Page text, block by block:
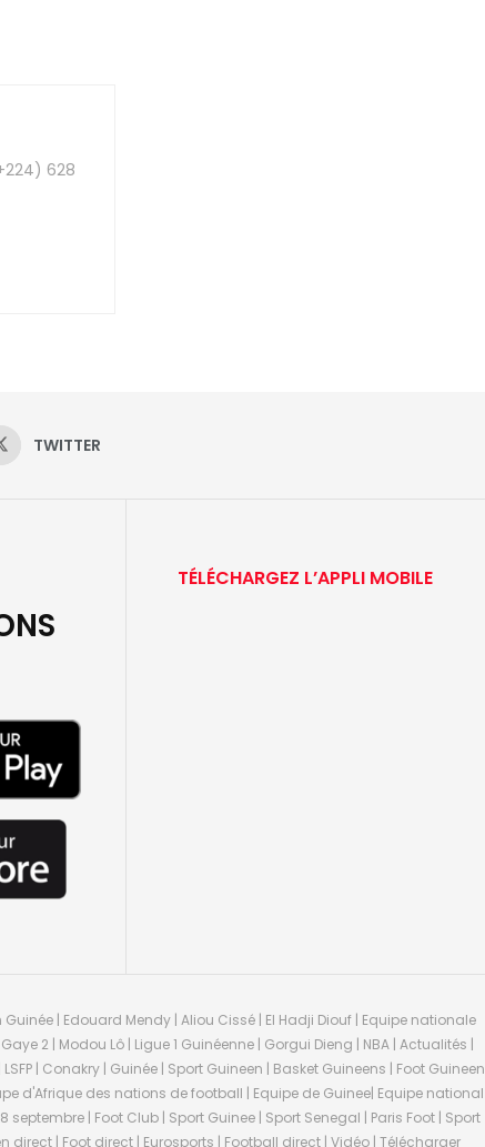
628
TWITTER
TÉLÉCHARGEZ L’APPLI MOBILE
| Edouard Mendy | Aliou Cissé | El Hadji Diouf | Equipe nationale
2 | Modou Lô | Ligue 1 Guinéenne | Gorgui Dieng | NBA | Actualités |
| Conakry | Guinée | Sport Guineen | Basket Guineens | Foot Guineen
d'Afrique des nations de football | Equipe de Guinee| Equipe national
| Foot Club | Sport Guinee | Sport Senegal | Paris Foot | Sport
direct | Foot direct | Eurosports | Football direct | Vidéo | Télécharger